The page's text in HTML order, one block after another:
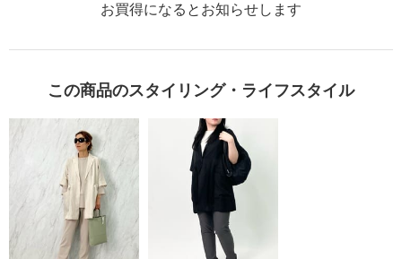
お買得になるとお知らせします
この商品のスタイリング・ライフスタイル